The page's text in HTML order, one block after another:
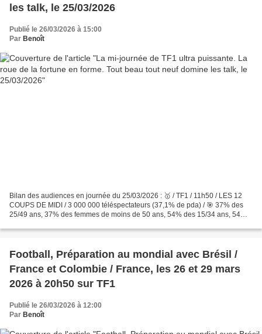
les talk, le 25/03/2026
Publié le 26/03/2026 à 15:00
Par Benoît
Bilan des audiences en journée du 25/03/2026 : 🥇 / TF1 / 11h50 / LES 12
COUPS DE MIDI / 3 000 000 téléspectateurs (37,1% de pda) / 🎯 37% des
25/49 ans, 37% des femmes de moins de 50 ans, 54% des 15/34 ans, 54%
Football, Préparation au mondial avec Brésil /
France et Colombie / France, les 26 et 29 mars
2026 à 20h50 sur TF1
Publié le 26/03/2026 à 12:00
Par Benoît